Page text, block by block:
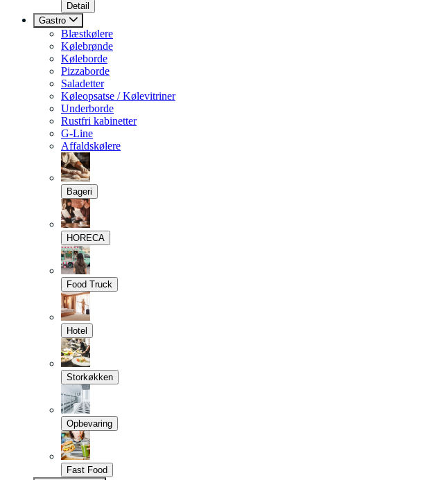
Detail
Gastro
Blæstkølere
Kølebrønde
Køleborde
Pizzaborde
Saladetter
Køleopsatse / Kølevitriner
Underborde
Rustfri kabinetter
G-Line
Affaldskølere
Bageri
HORECA
Food Truck
Hotel
Storkøkken
Opbevaring
Fast Food